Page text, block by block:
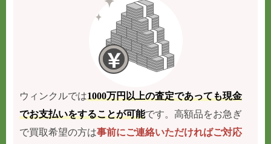
ウィンクルでは1000万円以上の査定であっても現金
でお支払いをすることが可能です。高額品をお急ぎ
で買取希望の方は事前にご連絡いただければご対応